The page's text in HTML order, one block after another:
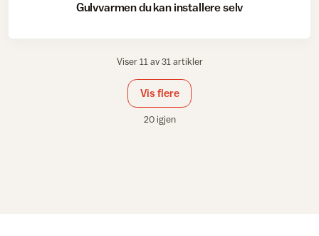
Gulvvarmen du kan installere selv
Viser 11 av 31 artikler
Vis flere
20 igjen